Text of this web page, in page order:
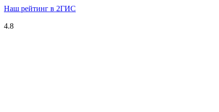
Наш рейтинг в 2ГИС
4.8